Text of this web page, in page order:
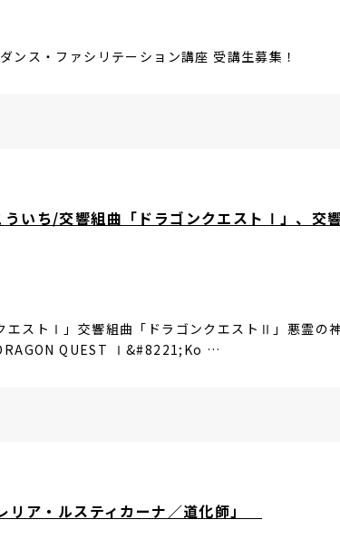
ンス・ファシリテーション講座 受講生募集！
いち/交響組曲「ドラゴンクエストⅠ」、交
エストⅠ」交響組曲「ドラゴンクエストⅡ」悪霊の
QUEST Ⅰ&#8221;Ko …
ア・ルスティカーナ／道化師」